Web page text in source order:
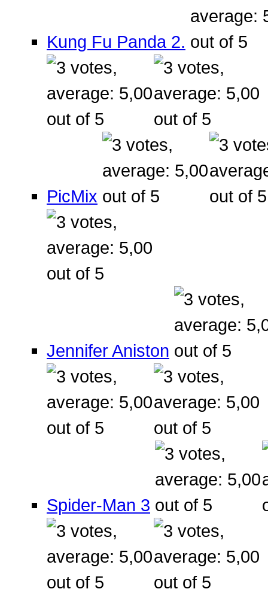
Kung Fu Panda 2.
PicMix
Jennifer Aniston
Spider-Man 3